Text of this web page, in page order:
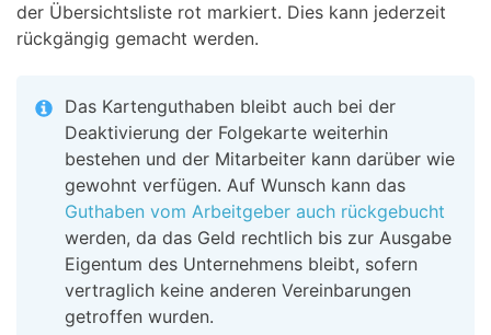
der Übersichtsliste rot markiert. Dies kann jederzeit
rückgängig gemacht werden.
Das Kartenguthaben bleibt auch bei der
Deaktivierung der Folgekarte weiterhin
bestehen und der Mitarbeiter kann darüber wie
gewohnt verfügen. Auf Wunsch kann das
Guthaben vom Arbeitgeber auch rückgebucht
werden, da das Geld rechtlich bis zur Ausgabe
Eigentum des Unternehmens bleibt, sofern
vertraglich keine anderen Vereinbarungen
getroffen wurden.